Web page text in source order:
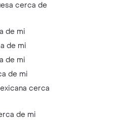
cerca de
de mi
de mi
de mi
de mi
cerca
de mi